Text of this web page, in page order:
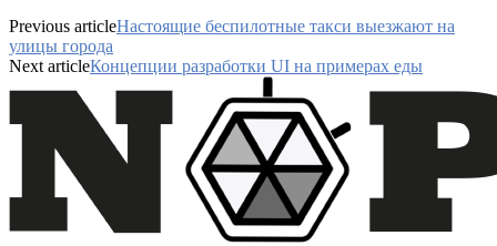
Previous articleНастоящие беспилотные такси выезжают на
улицы города
Next articleКонцепции разработки UI на примерах еды